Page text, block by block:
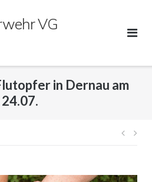
VG
in Dernau am
24.07.